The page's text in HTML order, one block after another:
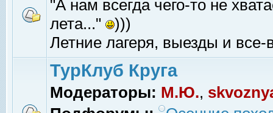
"А нам всегда чего-то не
лета..."
)))
Летние лагеря, выезды и все-
ТурКлуб Круга
Модераторы: М.Ю.,